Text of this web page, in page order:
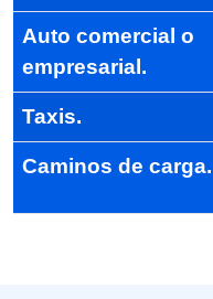
Auto comercial o
empresarial.
Taxis.
Caminos de carga.